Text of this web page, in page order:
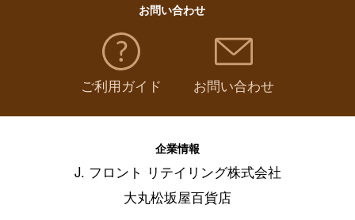
お問い合わせ
ご利用ガイド お問い合わせ
企業情報
J. フロント リテイリング株式会社
大丸松坂屋百貨店